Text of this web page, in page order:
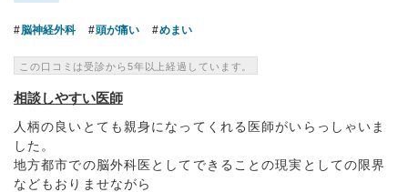
脳神経外科 頭が痛い めまい
この口コミは受診から5年以上経過しています。
相談しやすい医師
人柄の良いとても親身になってくれる医師がいらっしゃいま
した。
地方都市での脳外科医としてできることの現実としての限界
などもおりませながら